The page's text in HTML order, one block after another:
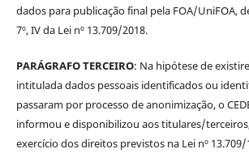
dados para publicação final pela FOA/UniFOA,
7º, IV da Lei nº 13.709/2018.
PARÁGRAFO TERCEIRO: Na hipótese de
intitulada dados pessoais identificados ou
passaram por processo de anonimização, o
informou e disponibilizou aos titulares/
exercício dos direitos previstos na Lei nº 13.709/